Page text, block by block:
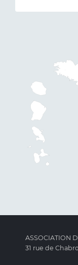
ASSOCIATION
31 rue de